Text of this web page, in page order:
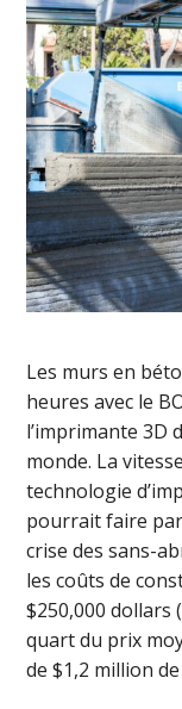
Les murs en
heures avec le
l’imprimante 3D
monde. La
technologie
pourrait faire
crise des sans-
les coûts de
$250,000 dollars
quart du prix
de $1,2 million